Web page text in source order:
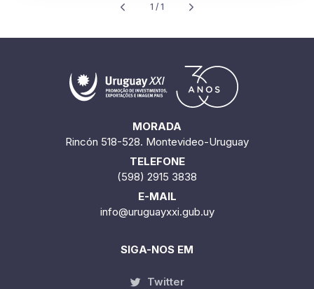
1 / 1
MORADA
Rincón 518-528. Montevideo-Uruguay
TELEFONE
(598) 2915 3838
E-MAIL
info@uruguayxxi.gub.uy
SIGA-NOS EM
Twitter